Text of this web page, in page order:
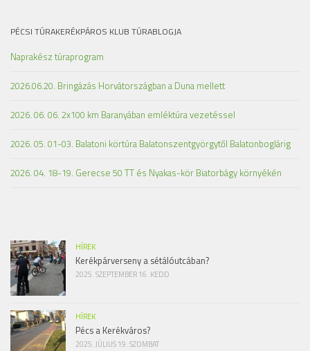
PÉCSI TÚRAKERÉKPÁROS KLUB TÚRABLOGJA
Naprakész túraprogram
2026.06.20. Bringázás Horvátországban a Duna mellett
2026. 06. 06. 2x100 km Baranyában emléktúra vezetéssel
2026. 05. 01-03. Balatoni körtúra Balatonszentgyörgytől Balatonboglárig
2026. 04. 18-19. Gerecse 50 TT és Nyakas-kör Biatorbágy környékén
HÍREK
Kerékpárverseny a sétálóutcában?
2025. SZEPTEMBER 16. KEDD
HÍREK
Pécs a Kerékváros?
2025. JÚLIUS 19. SZOMBAT